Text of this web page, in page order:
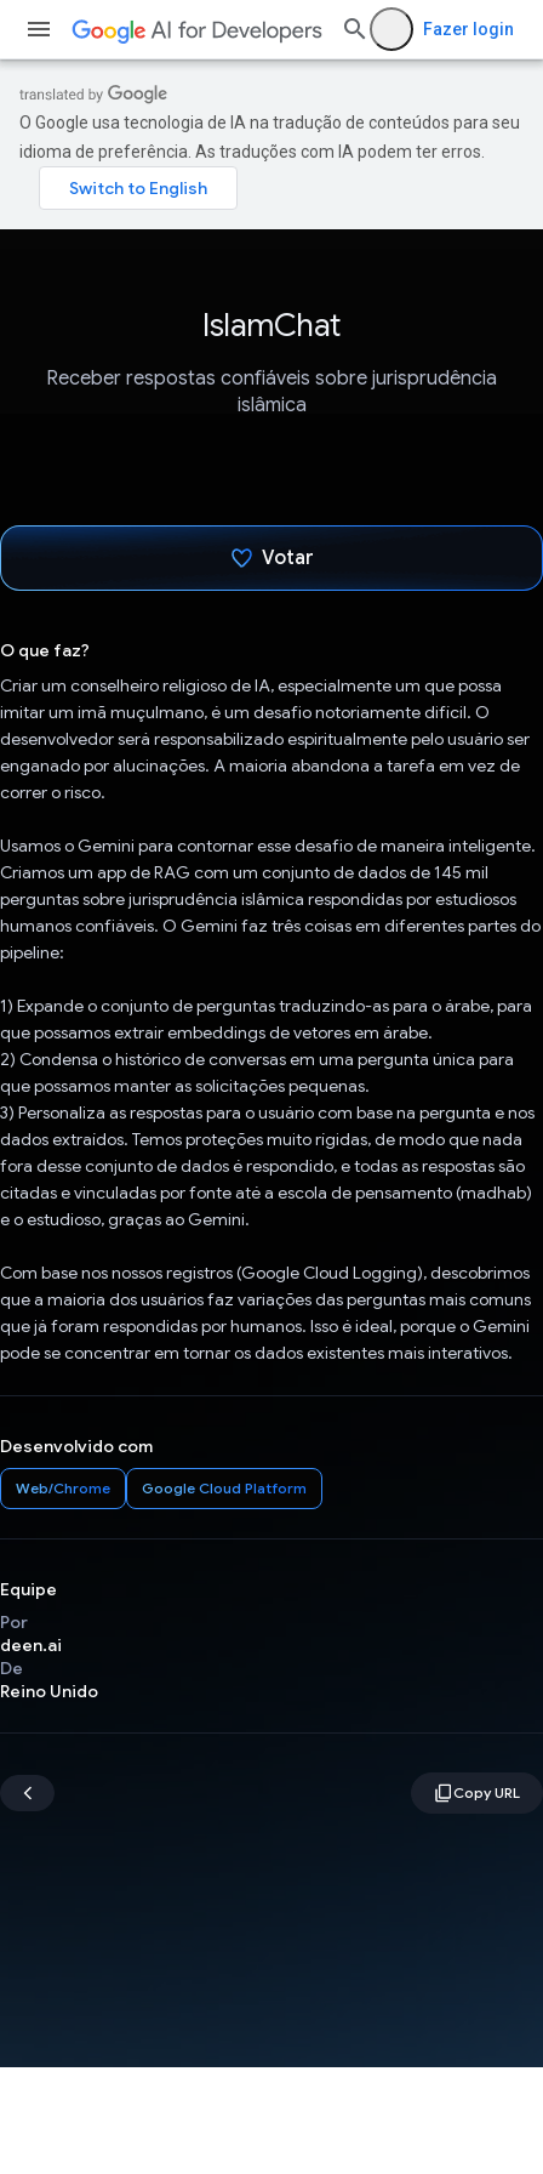
Fazer login
O Google usa tecnologia de IA na tradução de conteúdos para seu
idioma de preferência. As traduções com IA podem ter erros.
IslamChat
Receber respostas confiáveis sobre jurisprudência
islâmica
Votar
O que faz?
Criar um conselheiro religioso de IA, especialmente um que possa
imitar um imã muçulmano, é um desafio notoriamente difícil. O
desenvolvedor será responsabilizado espiritualmente pelo usuário ser
enganado por alucinações. A maioria abandona a tarefa em vez de
correr o risco.
Usamos o Gemini para contornar esse desafio de maneira inteligente.
Criamos um app de RAG com um conjunto de dados de 145 mil
perguntas sobre jurisprudência islâmica respondidas por estudiosos
humanos confiáveis. O Gemini faz três coisas em diferentes partes do
pipeline:
1) Expande o conjunto de perguntas traduzindo-as para o árabe, para
que possamos extrair embeddings de vetores em árabe.
2) Condensa o histórico de conversas em uma pergunta única para
que possamos manter as solicitações pequenas.
3) Personaliza as respostas para o usuário com base na pergunta e nos
dados extraídos. Temos proteções muito rígidas, de modo que nada
fora desse conjunto de dados é respondido, e todas as respostas são
citadas e vinculadas por fonte até a escola de pensamento (madhab)
e o estudioso, graças ao Gemini.
Com base nos nossos registros (Google Cloud Logging), descobrimos
que a maioria dos usuários faz variações das perguntas mais comuns
que já foram respondidas por humanos. Isso é ideal, porque o Gemini
pode se concentrar em tornar os dados existentes mais interativos.
Desenvolvido com
Web/Chrome Google Cloud Platform
Equipe
Por
deen.ai
De
Reino Unido